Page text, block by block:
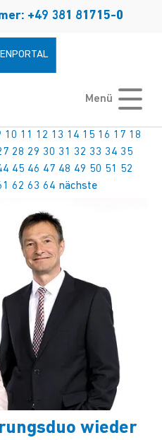
+49 381 81715-0
Menü
10 11 12 13 14 15 16 17 18
28 29 30 31 32 33 34 35
45 46 47 48 49 50 51
52
62 63 64 nächste
wieder